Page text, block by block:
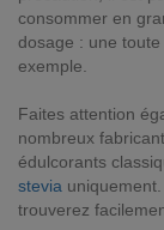
consommer en
dosage : une
exemple.
Faites attention
nombreux
édulcorants
stevia
trouverez